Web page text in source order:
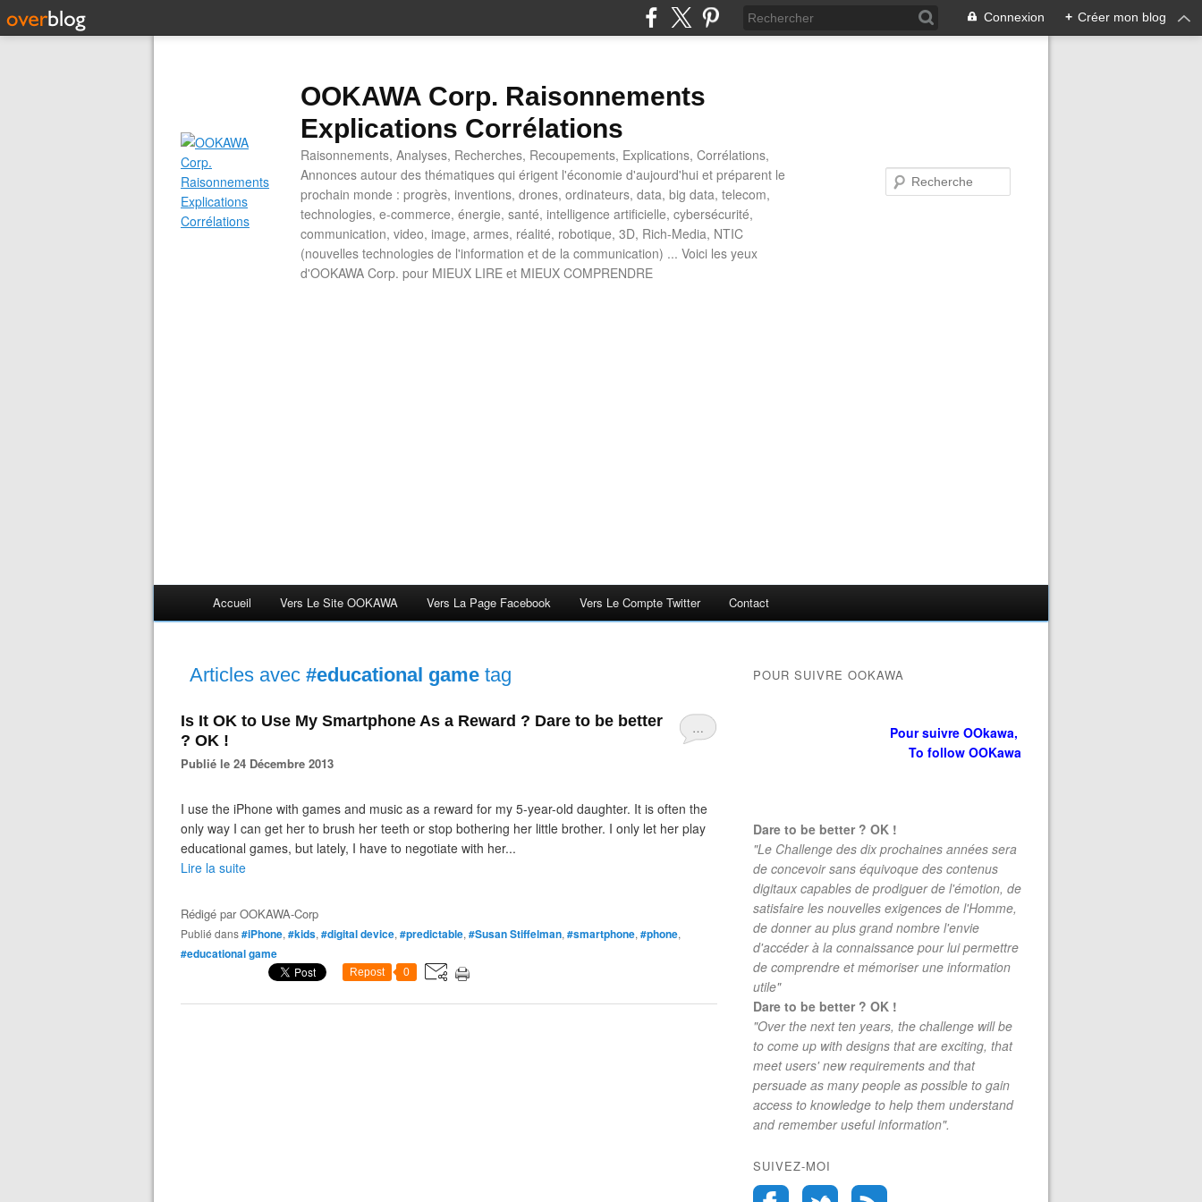
Connexion + Créer mon blog
OOKAWA Corp. Raisonnements
Explications Corrélations
Raisonnements, Analyses, Recherches, Recoupements, Explications, Corrélations,
Annonces autour des thématiques qui érigent l'économie d'aujourd'hui et préparent le
prochain monde : progrès, inventions, drones, ordinateurs, data, big data, telecom,
technologies, e-commerce, énergie, santé, intelligence artificielle, cybersécurité,
communication, video, image, armes, réalité, robotique, 3D, Rich-Media, NTIC
(nouvelles technologies de l'information et de la communication) ... Voici les yeux
d'OOKAWA Corp. pour MIEUX LIRE et MIEUX COMPRENDRE
Accueil Vers Le Site OOKAWA Vers La Page Facebook Vers Le Compte Twitter Contact
Articles avec #educational game tag
…
Is It OK to Use My Smartphone As a Reward ? Dare to be better
? OK !
Publié le 24 Décembre 2013
I use the iPhone with games and music as a reward for my 5-year-old daughter. It is often the
only way I can get her to brush her teeth or stop bothering her little brother. I only let her play
educational games, but lately, I have to negotiate with her...
Lire la suite
Rédigé parOOKAWA-Corp
Publié dans#iPhone, #kids, #digital device, #predictable, #Susan Stiffelman, #smartphone, #phone,
#educational game
Repost 0
POUR SUIVRE OOKAWA
Pour suivre OOkawa,
To follow OOKawa
Dare to be better ? OK !
"Le Challenge des dix prochaines années sera
de concevoir sans équivoque des contenus
digitaux capables de prodiguer de l'émotion, de
satisfaire les nouvelles exigences de l'Homme,
de donner au plus grand nombre l'envie
d'accéder à la connaissance pour lui permettre
de comprendre et mémoriser une information
utile"
Dare to be better ? OK !
"Over the next ten years, the challenge will be
to come up with designs that are exciting, that
meet users' new requirements and that
persuade as many people as possible to gain
access to knowledge to help them understand
and remember useful information".
SUIVEZ-MOI